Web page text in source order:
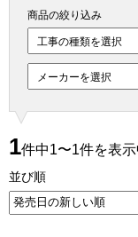
商品の絞り込み
1件中1〜1件を表示
並び順